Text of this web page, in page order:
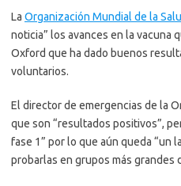
La Organización Mundial de la
noticia” los avances en la vacuna
Oxford que ha dado buenos
voluntarios.
El director de emergencias de la
que son “resultados positivos”,
fase 1” por lo que aún queda “un
probarlas en grupos más grandes